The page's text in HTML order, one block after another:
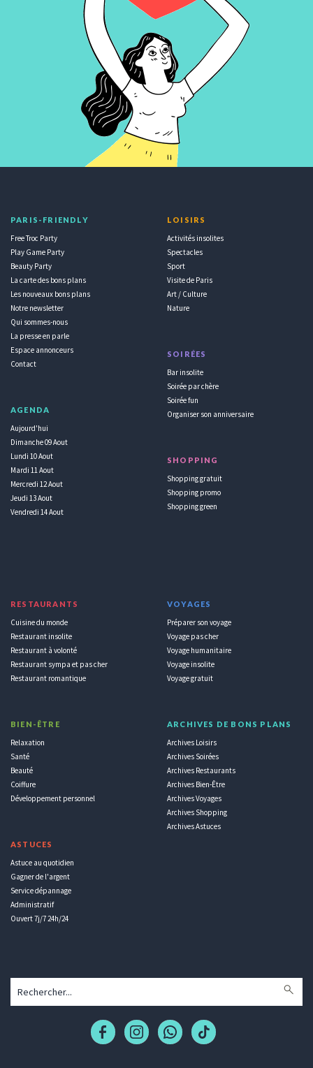
PARIS-FRIENDLY
Free Troc Party
Play Game Party
Beauty Party
La carte des bons plans
Les nouveaux bons plans
Notre newsletter
Qui sommes-nous
La presse en parle
Espace annonceurs
Contact
AGENDA
Aujourd'hui
Dimanche 09 Aout
Lundi 10 Aout
Mardi 11 Aout
Mercredi 12 Aout
Jeudi 13 Aout
Vendredi 14 Aout
LOISIRS
Activités insolites
Spectacles
Sport
Visite de Paris
Art / Culture
Nature
SOIRÉES
Bar insolite
Soirée par chère
Soirée fun
Organiser son anniversaire
SHOPPING
Shopping gratuit
Shopping promo
Shopping green
RESTAURANTS
Cuisine du monde
Restaurant insolite
Restaurant à volonté
Restaurant sympa et pas cher
Restaurant romantique
BIEN-ÊTRE
Relaxation
Santé
Beauté
Coiffure
Développement personnel
ASTUCES
Astuce au quotidien
Gagner de l'argent
Service dépannage
Administratif
Ouvert 7j/7 24h/24
VOYAGES
Préparer son voyage
Voyage pas cher
Voyage humanitaire
Voyage insolite
Voyage gratuit
ARCHIVES DE BONS PLANS
Archives Loisirs
Archives Soirées
Archives Restaurants
Archives Bien-Être
Archives Voyages
Archives Shopping
Archives Astuces